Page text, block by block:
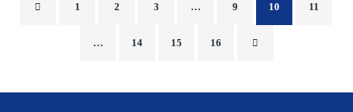
1 2 3 … 9 10 11
… 14 15 16